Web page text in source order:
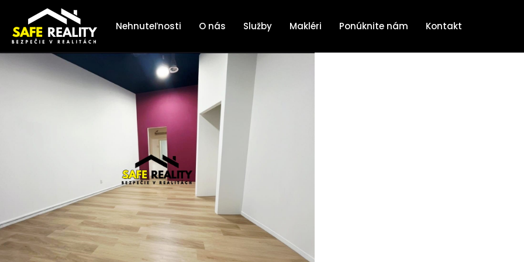
Nehnuteľnosti O nás Služby Makléri Ponúknite nám Kontakt